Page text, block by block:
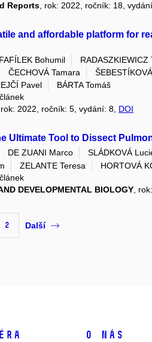
Reports, rok: 2022, ročník: 18,
and affordable platform for
FAFÍLEK Bohumil RADASZKIEWICZ
ČECHOVÁ Tamara
Pavel
BÁRTA Tomáš
, rok: 2022, ročník: 5, vydání: 8, DOI
Ultimate Tool to Dissect
DE ZUANI Marco SLÁDKOVÁ
ZELANTE Teresa HORTOVÁ
DEVELOPMENTAL BIOLOGY ,
2 Další
O nás